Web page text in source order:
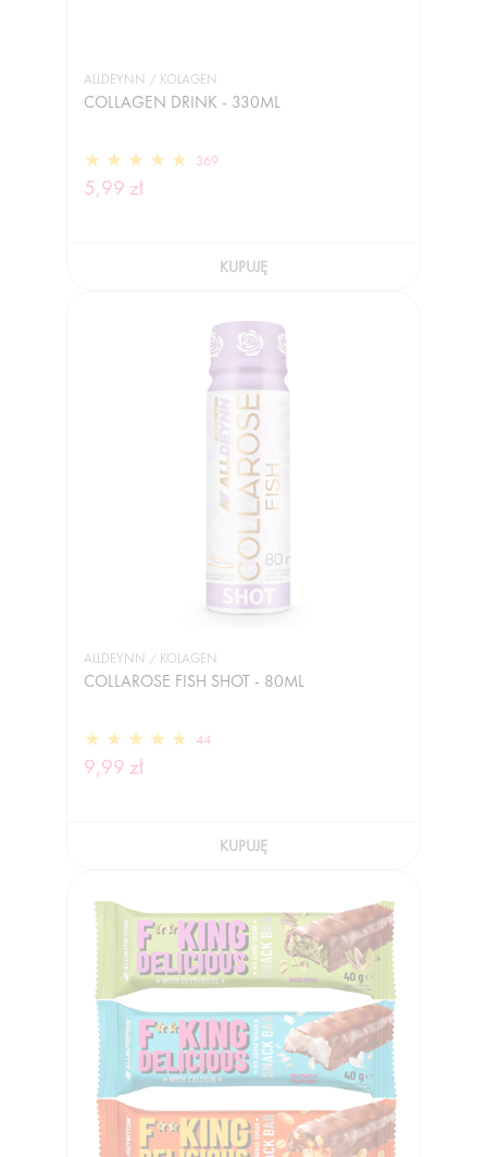
ALLDEYNN / KOLAGEN
COLLAGEN DRINK - 330ML
369
5,99 zł
KUPUJĘ
ALLDEYNN / KOLAGEN
COLLAROSE FISH SHOT - 80ML
44
9,99 zł
KUPUJĘ